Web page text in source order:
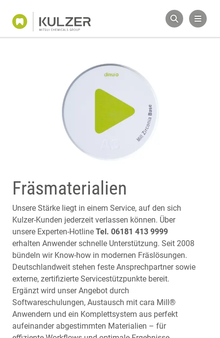
Fräsmaterialien
Unsere Stärke liegt in einem Service, auf den sich
Kulzer-Kunden jederzeit verlassen können. Über
unsere Experten-Hotline Tel. 06181 413 9999
erhalten Anwender schnelle Unterstützung. Seit 2008
bündeln wir Know-how in modernen Fräslösungen.
Deutschlandweit stehen feste Ansprechpartner sowie
externe, zertifizierte Servicestützpunkte bereit.
Ergänzt wird unser Angebot durch
Softwareschulungen, Austausch mit cara Mill®
Anwendern und ein Komplettsystem aus perfekt
aufeinander abgestimmten Materialien – für